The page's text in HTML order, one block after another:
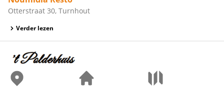
Otterstraat 30, Turnhout
Verder lezen